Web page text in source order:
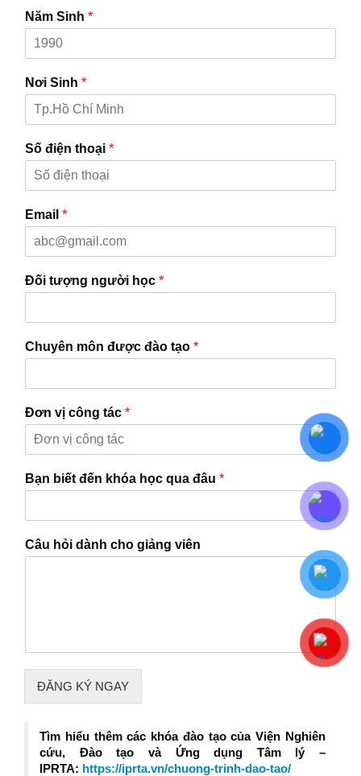
Năm Sinh *
Nơi Sinh *
Số điện thoại *
Email *
Đối tượng người học *
Chuyên môn được đào tạo *
Đơn vị công tác *
Bạn biết đến khóa học qua đâu *
Câu hỏi dành cho giảng viên
ĐĂNG KÝ NGAY
Tìm hiểu thêm các khóa đào tạo của Viện Nghiên
cứu, Đào tạo và Ứng dụng Tâm lý –
IPRTA: https://iprta.vn/chuong-trinh-dao-tao/